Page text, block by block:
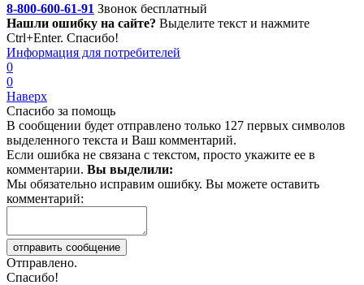
8-800-600-61-91 Звонок бесплатный
Нашли ошибку на сайте? Выделите текст и нажмите
Ctrl+Enter. Спасибо!
Информация для потребителей
0
0
Наверх
Спасибо за помощь
В сообщении будет отправлено только 127 первых символов
выделенного текста и Ваш комментарий.
Если ошибка не связана с текстом, просто укажите ее в
комментарии. Вы выделили:
Мы обязательно исправим ошибку. Вы можете оставить
комментарий:
Отправлено.
Спасибо!